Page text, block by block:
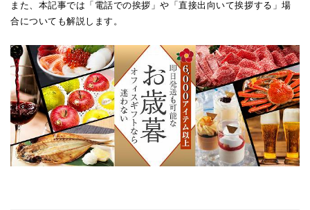
また、本記事では「電話での挨拶」や「直接出向いて挨拶する」場
合についても解説します。